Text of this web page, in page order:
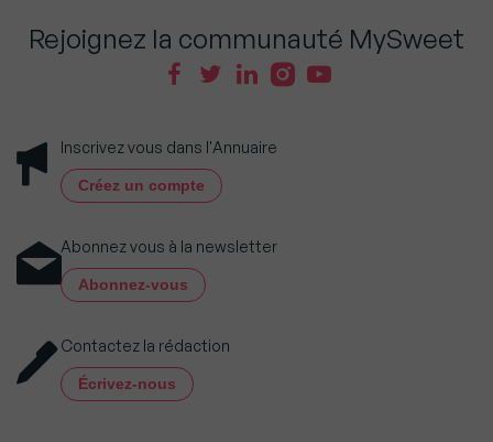
Rejoignez la communauté MySweet
Inscrivez vous dans l'Annuaire
Créez un compte
Abonnez vous à la newsletter
Abonnez-vous
Contactez la rédaction
Écrivez-nous